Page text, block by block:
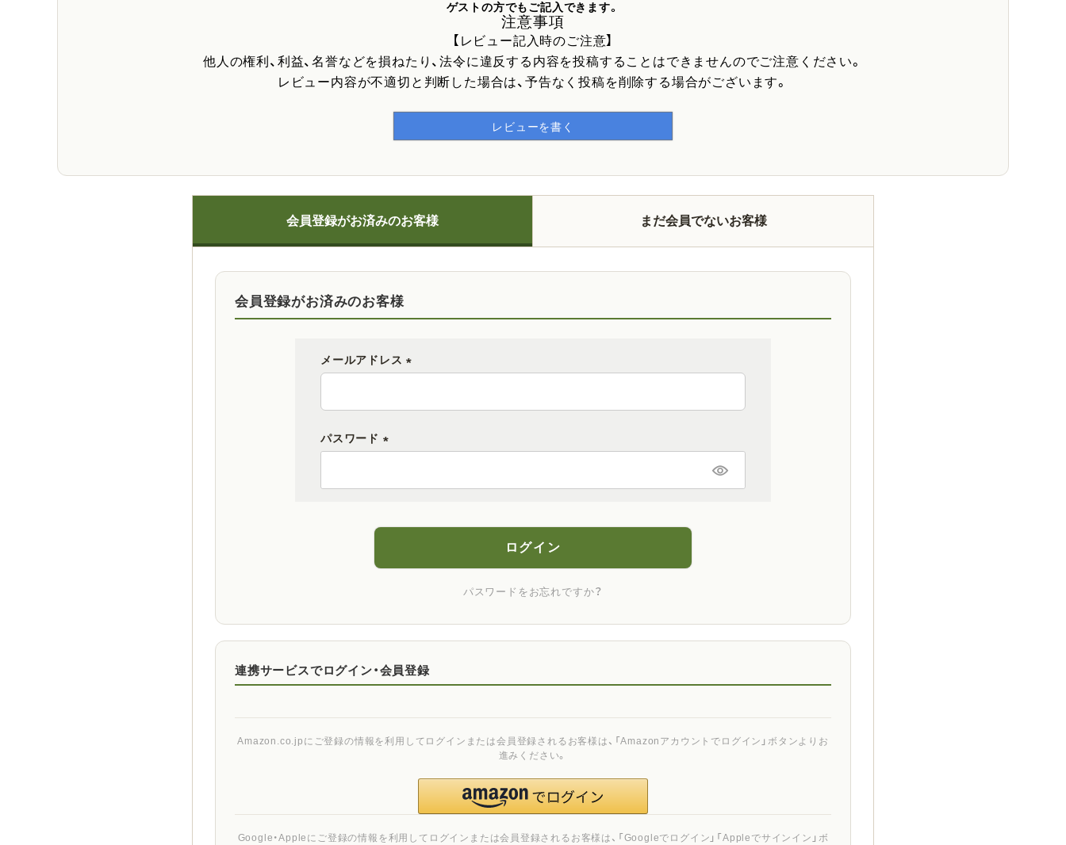
ゲストの方でもご記入できます。
注意事項
【レビュー記入時のご注意】
他人の権利、利益、名誉などを損ねたり、法令に違反する内容を投稿することはできませんのでご注意ください。
レビュー内容が不適切と判断した場合は、予告なく投稿を削除する場合がございます。
レビューを書く
会員登録がお済みのお客様 まだ会員でないお客様
会員登録がお済みのお客様
メールアドレス
パスワード
ログイン
パスワードをお忘れですか？
連携サービスでログイン・会員登録
Google・Appleにご登録の情報を利用してログインまたは会員登録されるお客様は、「Googleでログイン」「Appleでサインイン」ボ
Amazon.co.jpにご登録の情報を利用してログインまたは会員登録されるお客様は、「Amazonアカウントでログイン」ボタンよりお
進みください。